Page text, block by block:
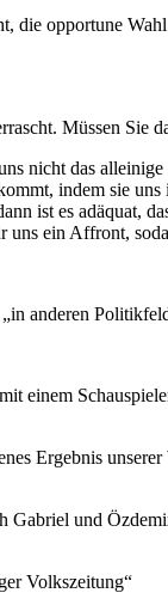
opportune
Müssen Sie
nicht das
indem sie
ist es adäquat,
uns ein Affront,
anderen
einem
Ergebnis
und
Volkszeitung“